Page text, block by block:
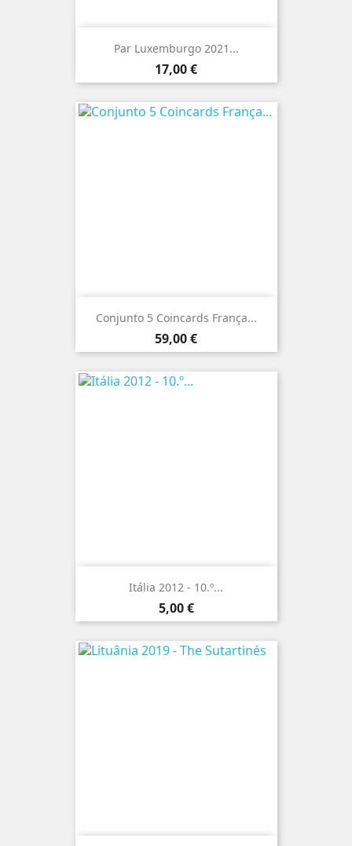
Par Luxemburgo 2021...
Preço
17,00 €
Conjunto 5 Coincards França...
Preço
59,00 €
Itália 2012 - 10.º...
Preço
5,00 €